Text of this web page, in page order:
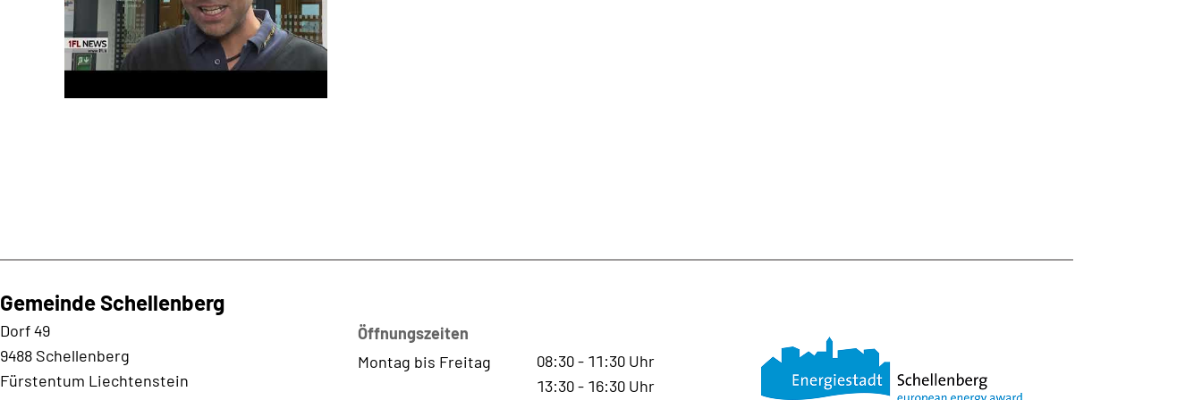
Gemeinde Schellenberg
Dorf 49
9488 Schellenberg
Fürstentum Liechtenstein
Öffnungszeiten
Montag bis Freitag
08:30- 11:30 Uhr
13:30- 16:30 Uhr